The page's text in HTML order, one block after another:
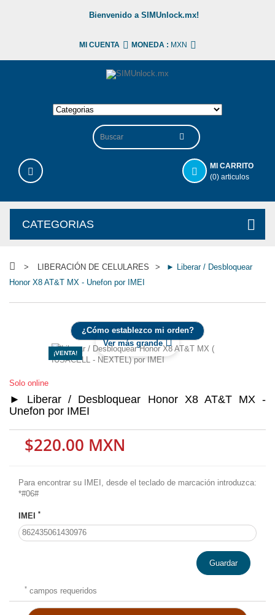
Bienvenido a SIMUnlock.mx!
MI CUENTA MONEDA : MXN
MI CARRITO
(0) articulos
CATEGORIAS
> LIBERACIÓN DE CELULARES >
► Liberar / Desbloquear
Honor X8 AT&T MX - Unefon por IMEI
¿Cómo establezco mi orden?
¡VENTA!
Ver más grande
Solo online
► Liberar / Desbloquear Honor X8 AT&T MX -
Unefon por IMEI
$220.00 MXN
Para encontrar su IMEI, desde el teclado de marcación introduzca:
*#06#
IMEI *
Guardar
* campos requeridos